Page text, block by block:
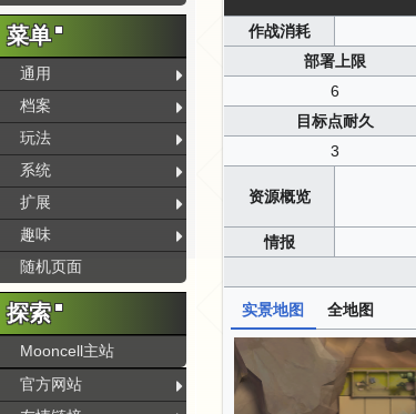
作战消耗
部署上限
6
目标点耐久
3
资源概览
情报
实景地图 全地图
菜单
通用
档案
玩法
系统
扩展
趣味
随机页面
探索
Mooncell主站
官方网站